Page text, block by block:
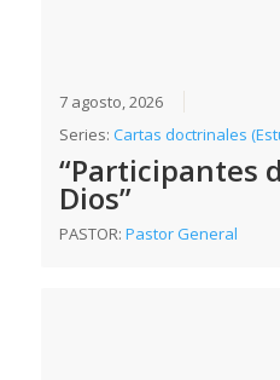
7 agosto, 2026
Series:Cartas doctrinales
“Participantes
Dios”
PASTOR:Pastor General